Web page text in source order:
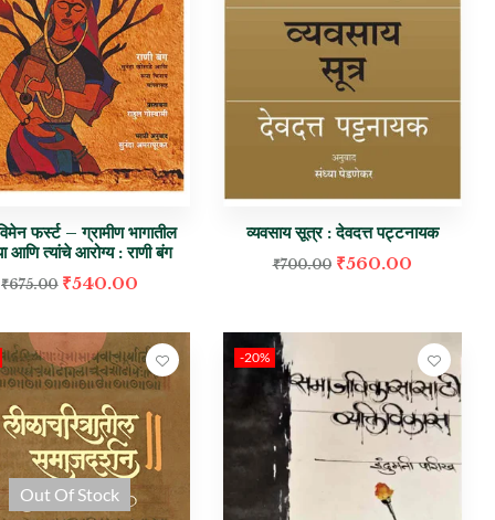
फर्स्ट – ग्रामीण भागातील
आणि त्यांचे आरोग्य : राणी बंग
₹675.00 ₹540.00
व्यवसाय सूत्र : देवदत्त पट्टनायक
₹700.00 ₹560.00
Out Of Stock
-20%